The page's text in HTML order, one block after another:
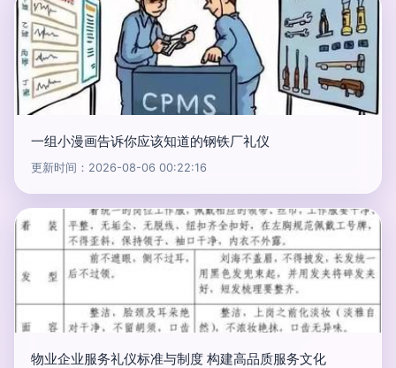
一组小漫画告诉你应该知道的钢铁厂礼仪
更新时间：2026-08-06 00:22:16
物业企业服务礼仪标准与制度 构建高品质服务文化